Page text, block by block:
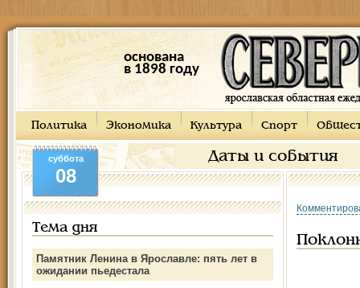
основана
в 1898 году
Политика Экономика Культура Спорт
Даты и события
суббота
08
Тема дня
Памятник Ленина в Ярославле: пять лет в
ожидании пьедестала